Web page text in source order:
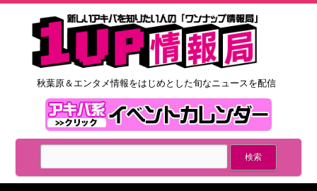
秋葉原＆エンタメ情報をはじめとした旬なニュースを配信